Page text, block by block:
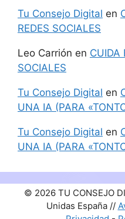
Tu Consejo Digital en
REDES SOCIALES
Leo Carrión en CUIDA
SOCIALES
Tu Consejo Digital en
UNA IA (PARA
Tu Consejo Digital en
UNA IA (PARA
© 2026 TU CONSEJO
Unidas España //